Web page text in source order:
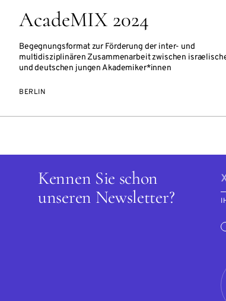
AcadeMIX 2024
Begegnungsformat zur Förderung der inter- und
multidisziplinären Zusammenarbeit zwischen
und deutschen jungen Akademiker*innen
BERLIN
Kennen Sie schon
unseren Newsletter?